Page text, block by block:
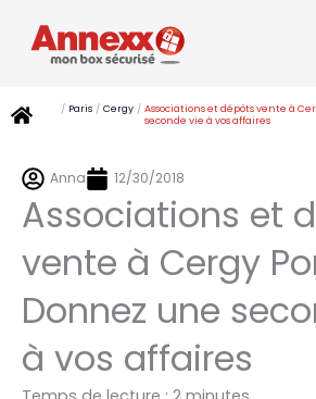
contenu
/ Paris / Cergy / Associations et dépôts vente à
seconde vie à vos affaires
Anna 12/30/2018
Associations et
vente à Cergy
Donnez une
à vos affaires